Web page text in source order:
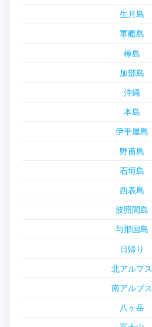
生月島
軍艦島
樺島
加部島
沖縄
本島
伊平屋島
野甫島
石垣島
西表島
波照間島
与那国島
日帰り
北アルプス
南アルプス
八ヶ岳